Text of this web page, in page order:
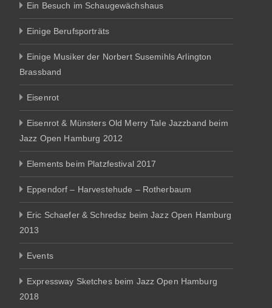
Ein Besuch im Schaugewächshaus
Einige Berufsporträts
Einige Musiker der Norbert Susemihls Arlington
Brassband
Eisenrot
Eisenrot & Münsters Old Merry Tale Jazzband beim
Jazz Open Hamburg 2012
Elements beim Platzfestival 2017
Eppendorf – Harvestehude – Rotherbaum
Eric Schaefer & Schredsz beim Jazz Open Hamburg
2013
Events
Expressway Sketches beim Jazz Open Hamburg
2018